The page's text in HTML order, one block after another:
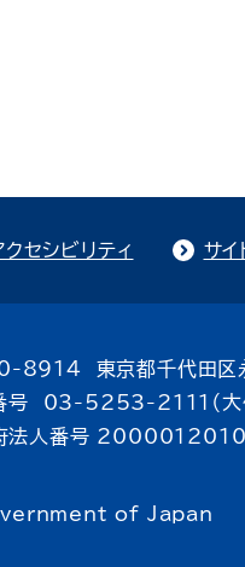
セシビリティ サイ
8914 東京都千代田区
号 03-5253-2111（大
法人番号
of Japan